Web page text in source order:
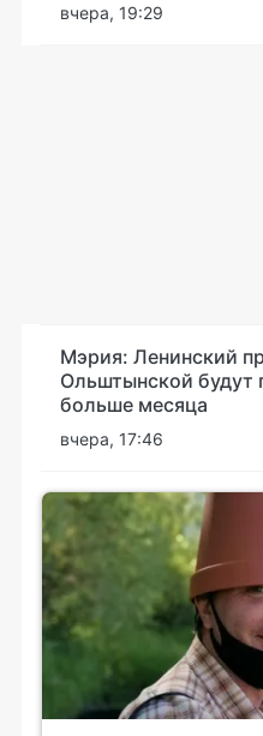
вчера, 19:29
Мэрия: Ленинский
Ольштынской будут
больше месяца
вчера, 17:46